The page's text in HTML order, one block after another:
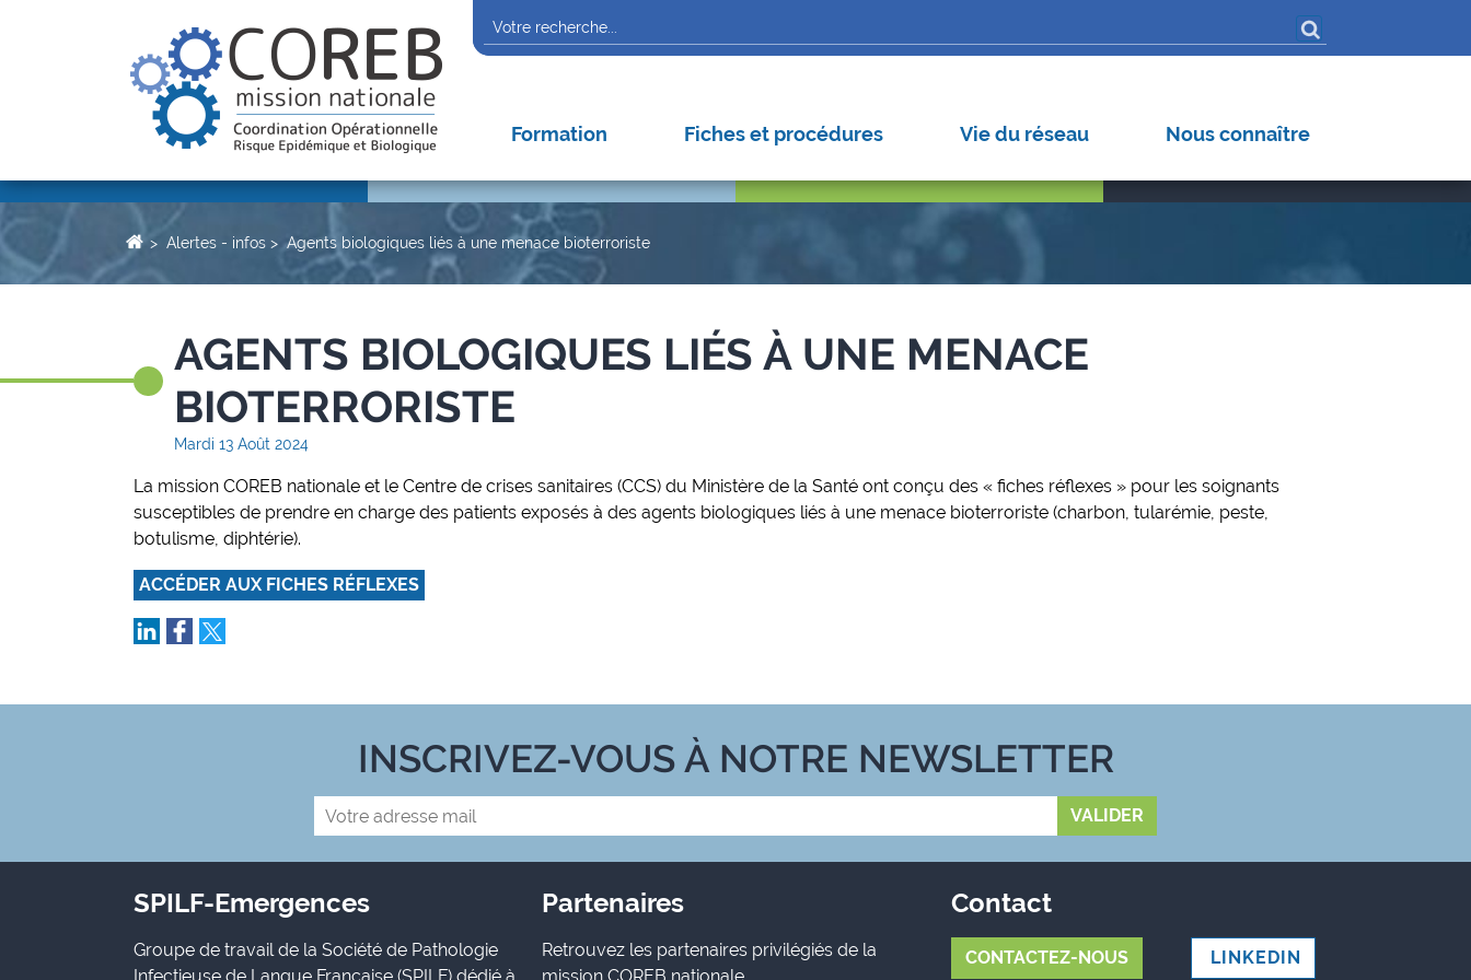
Formation Fiches et procédures Vie du réseau Nous connaître
Autres pathogènes
Alertes - infos Agents biologiques liés à une menace bioterroriste
AGENTS BIOLOGIQUES LIÉS À UNE MENACE
BIOTERRORISTE
Mardi 13 Août 2024
La mission COREB nationale et le Centre de crises sanitaires (CCS) du Ministère de la Santé ont conçu des « fiches réflexes » pour les soignants
susceptibles de prendre en charge des patients exposés à des agents biologiques liés à une menace bioterroriste (charbon, tularémie, peste,
botulisme, diphtérie).
ACCÉDER AUX FICHES RÉFLEXES
INSCRIVEZ-VOUS À NOTRE NEWSLETTER
SPILF-Emergences
Groupe de travail de la Société de Pathologie
Partenaires
Retrouvez les partenaires privilégiés de la
Contact
CONTACTEZ-NOUS LINKEDIN